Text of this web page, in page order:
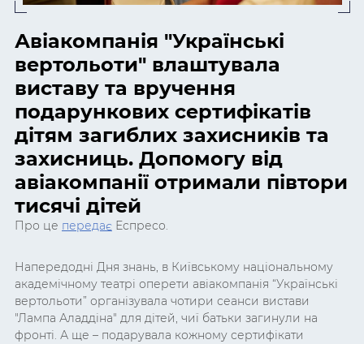
Авіакомпанія "Українські
вертольоти" влаштувала
виставу та вручення
подарункових сертифікатів
дітям загиблих захисників та
захисниць. Допомогу від
авіакомпанії отримали півтори
тисячі дітей
Про це передає Еспресо.
Напередодні Дня знань, в Київському національному
академічному театрі оперети авіакомпанія “Українські
вертольоти” організувала чотири сеанси вистави
"Лампа Аладдіна" для дітей, чиї батьки загинули на
фронті. А ще – подарувала кожному сертифікати